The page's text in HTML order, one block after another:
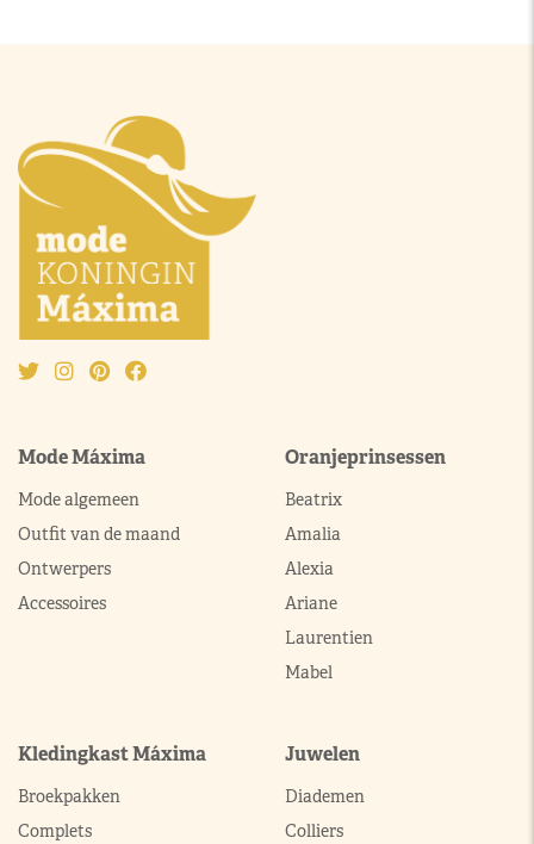
Mode Máxima
Mode algemeen
Outfit van de maand
Ontwerpers
Accessoires
Oranjeprinsessen
Beatrix
Amalia
Alexia
Ariane
Laurentien
Mabel
Kledingkast Máxima
Broekpakken
Complets
Juwelen
Diademen
Colliers